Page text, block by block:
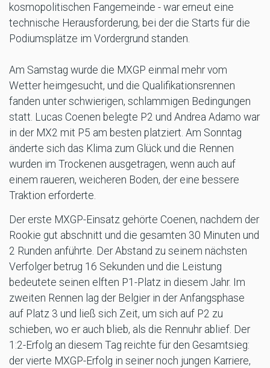
kosmopolitischen Fangemeinde - war erneut eine
technische Herausforderung, bei der die Starts für die
Podiumsplätze im Vordergrund standen.
Am Samstag wurde die MXGP einmal mehr vom
Wetter heimgesucht, und die Qualifikationsrennen
fanden unter schwierigen, schlammigen Bedingungen
statt. Lucas Coenen belegte P2 und Andrea Adamo war
in der MX2 mit P5 am besten platziert. Am Sonntag
änderte sich das Klima zum Glück und die Rennen
wurden im Trockenen ausgetragen, wenn auch auf
einem raueren, weicheren Boden, der eine bessere
Traktion erforderte.
Der erste MXGP-Einsatz gehörte Coenen, nachdem der
Rookie gut abschnitt und die gesamten 30 Minuten und
2 Runden anführte. Der Abstand zu seinem nächsten
Verfolger betrug 16 Sekunden und die Leistung
bedeutete seinen elften P1-Platz in diesem Jahr. Im
zweiten Rennen lag der Belgier in der Anfangsphase
auf Platz 3 und ließ sich Zeit, um sich auf P2 zu
schieben, wo er auch blieb, als die Rennuhr ablief. Der
1:2-Erfolg an diesem Tag reichte für den Gesamtsieg:
der vierte MXGP-Erfolg in seiner noch jungen Karriere,